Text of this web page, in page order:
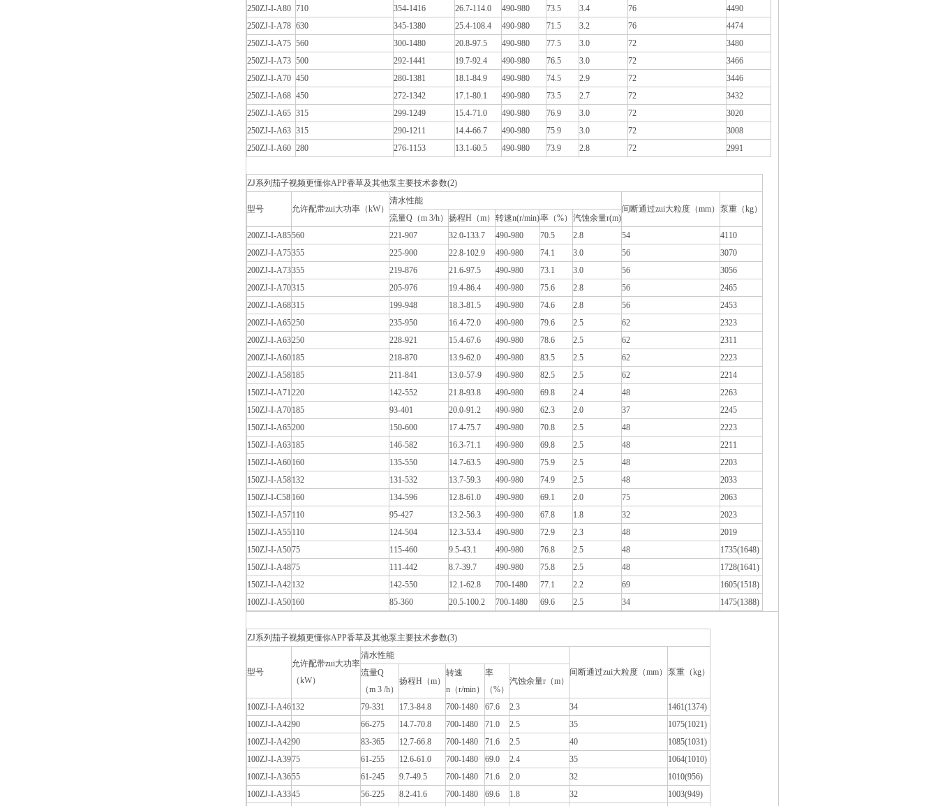
250ZJ-I-A80 710 354-1416 26.7-114.0 490-980 73.5 3.4 76
4490
250ZJ-I-A78 630 345-1380 25.4-108.4 490-980 71.5 3.2 76
4474
250ZJ-I-A75 560 300-1480 20.8-97.5 490-980 77.5 3.0 72
3480
250ZJ-I-A73 500 292-1441 19.7-92.4 490-980 76.5 3.0 72
3466
250ZJ-I-A70 450 280-1381 18.1-84.9 490-980 74.5 2.9 72
3446
250ZJ-I-A68 450 272-1342 17.1-80.1 490-980 73.5 2.7 72
3432
250ZJ-I-A65 315 299-1249 15.4-71.0 490-980 76.9 3.0 72
3020
250ZJ-I-A63 315 290-1211 14.4-66.7 490-980 75.9 3.0 72
3008
250ZJ-I-A60 280 276-1153 13.1-60.5 490-980 73.9 2.8 72 2991
ZJ系列茄子视频更懂你APP香草及其他泵主要技术参数(2)
型号 允许配带zui大功率（kW）
清水性能
间断通过zui大粒度（mm） 泵重（kg）
流量Q（m 3/h） 扬程H（m） 转速n(r/min)率（%） 汽蚀余量r(m)
200ZJ-I-A85560 221-907 32.0-133.7 490-980 70.5 2.8 54
4110
200ZJ-I-A75355 225-900 22.8-102.9 490-980 74.1 3.0 56
3070
200ZJ-I-A73355 219-876 21.6-97.5 490-980 73.1 3.0 56
3056
200ZJ-I-A70315 205-976 19.4-86.4 490-980 75.6 2.8 56
2465
200ZJ-I-A68315 199-948 18.3-81.5 490-980 74.6 2.8 56
2453
200ZJ-I-A65250 235-950 16.4-72.0 490-980 79.6 2.5 62
2323
200ZJ-I-A63250 228-921 15.4-67.6 490-980 78.6 2.5 62
2311
200ZJ-I-A60185 218-870 13.9-62.0 490-980 83.5 2.5 62
2223
200ZJ-I-A58185 211-841 13.0-57-9 490-980 82.5 2.5 62
2214
150ZJ-I-A71220 142-552 21.8-93.8 490-980 69.8 2.4 48
2263
150ZJ-I-A70185 93-401 20.0-91.2 490-980 62.3 2.0 37
2245
150ZJ-I-A65200 150-600 17.4-75.7 490-980 70.8 2.5 48
2223
150ZJ-I-A63185 146-582 16.3-71.1 490-980 69.8 2.5 48
2211
150ZJ-I-A60160 135-550 14.7-63.5 490-980 75.9 2.5 48
2203
150ZJ-I-A58132 131-532 13.7-59.3 490-980 74.9 2.5 48
2033
150ZJ-I-C58 160 134-596 12.8-61.0 490-980 69.1 2.0 75
2063
150ZJ-I-A57110 95-427 13.2-56.3 490-980 67.8 1.8 32
2023
150ZJ-I-A55110 124-504 12.3-53.4 490-980 72.9 2.3 48
2019
150ZJ-I-A5075 115-460 9.5-43.1 490-980 76.8 2.5 48
1735(1648)
150ZJ-I-A4875 111-442 8.7-39.7 490-980 75.8 2.5 48
1728(1641)
150ZJ-I-A42132 142-550 12.1-62.8 700-1480 77.1 2.2 69
1605(1518)
100ZJ-I-A50160 85-360 20.5-100.2 700-1480 69.6 2.5 34 1475(1388)
ZJ系列茄子视频更懂你APP香草及其他泵主要技术参数(3)
型号
允许配带zui大功率
（kW）
清水性能
间断通过zui大粒度（mm） 泵重（kg）
流量Q
（m 3 /h）
扬程H（m）
转速
n（r/min）
率
（%）
汽蚀余量r（m）
100ZJ-I-A46132 79-331 17.3-84.8 700-1480 67.6 2.3 34
1461(1374)
100ZJ-I-A4290 66-275 14.7-70.8 700-1480 71.0 2.5 35
1075(1021)
100ZJ-I-A4290 83-365 12.7-66.8 700-1480 71.6 2.5 40
1085(1031)
100ZJ-I-A3975 61-255 12.6-61.0 700-1480 69.0 2.4 35
1064(1010)
100ZJ-I-A3655 61-245 9.7-49.5 700-1480 71.6 2.0 32
1010(956)
100ZJ-I-A3345 56-225 8.2-41.6 700-1480 69.6 1.8 32
1003(949)